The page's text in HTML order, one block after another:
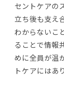
セントケアの
立ち後も支え
わからないこ
ることで情報
めに全員が温
トケアにはあ